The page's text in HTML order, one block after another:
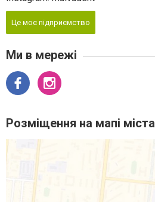
Це моє підприємство
Ми в мережі
Розміщення на мапі міста